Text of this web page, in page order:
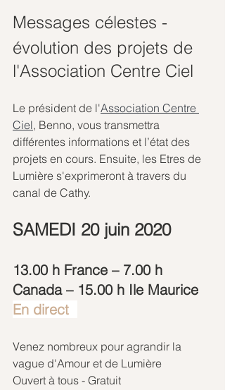
Messages célestes -
évolution des projets de
l'Association Centre Ciel
Le président de l'Association Centre
Ciel, Benno, vous transmettra
différentes informations et l’état des
projets en cours. Ensuite, les Etres de
Lumière s'exprimeront à travers du
canal de Cathy.
SAMEDI 20 juin 2020
13.00 h France – 7.00 h
Canada – 15.00 h Ile Maurice
En direct
Venez nombreux pour agrandir la
vague d'Amour et de Lumière
Ouvert à tous - Gratuit